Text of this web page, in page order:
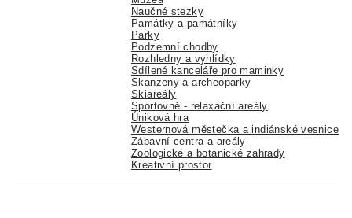
Naučné stezky
Památky a památníky
Parky
Podzemní chodby
Rozhledny a vyhlídky
Sdílené kanceláře pro maminky
Skanzeny a archeoparky
Skiareály
Sportovně - relaxační areály
Úniková hra
Westernová městečka a indiánské vesnice
Zábavní centra a areály
Zoologické a botanické zahrady
Kreativní prostor